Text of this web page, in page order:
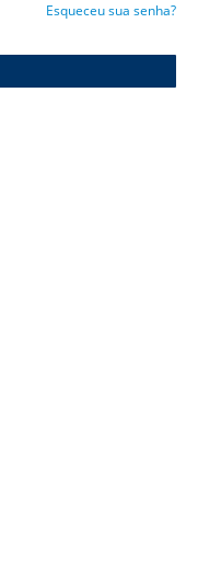
Esqueceu sua senha?